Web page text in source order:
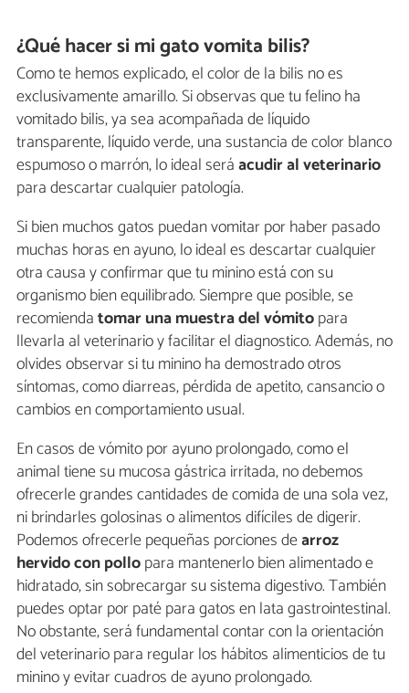
¿Qué hacer si mi gato vomita bilis?
Como te hemos explicado, el color de la bilis no es
exclusivamente amarillo. Si observas que tu felino ha
vomitado bilis, ya sea acompañada de líquido
transparente, líquido verde, una sustancia de color blanco
espumoso o marrón, lo ideal seráacudir al veterinario
para descartar cualquier patología.
Si bien muchos gatos puedan vomitar por haber pasado
muchas horas en ayuno, lo ideal es descartar cualquier
otra causa y confirmar que tu minino está con su
organismo bien equilibrado. Siempre que posible, se
recomiendatomar una muestra del vómitopara
llevarla al veterinario y facilitar el diagnostico. Además, no
olvides observar si tu minino ha demostrado otros
síntomas, como diarreas, pérdida de apetito, cansancio o
cambios en comportamiento usual.
En casos de vómito por ayuno prolongado, como el
animal tiene su mucosa gástrica irritada, no debemos
ofrecerle grandes cantidades de comida de una sola vez,
ni brindarles golosinas o alimentos difíciles de digerir.
Podemos ofrecerle pequeñas porciones dearroz
hervido con pollopara mantenerlo bien alimentado e
hidratado, sin sobrecargar su sistema digestivo. También
puedes optar por paté para gatos en lata gastrointestinal.
No obstante, será fundamental contar con la orientación
del veterinario para regular los hábitos alimenticios de tu
minino y evitar cuadros de ayuno prolongado.